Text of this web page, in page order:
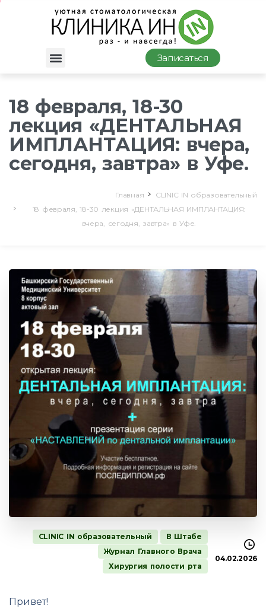
Записаться
18 февраля, 18-30
лекция «ДЕНТАЛЬНАЯ
ИМПЛАНТАЦИЯ: вчера,
сегодня, завтра» в Уфе.
Главная
CLINIC IN образовательный
18 февраля, 18-30 лекция «ДЕНТАЛЬНАЯ ИМПЛАНТАЦИЯ:
вчера, сегодня, завтра» в Уфе.
CLINIC IN образовательный
В Штабе
Журнал Главного Врача
Хирургия полости рта
04.02.2026
Привет!